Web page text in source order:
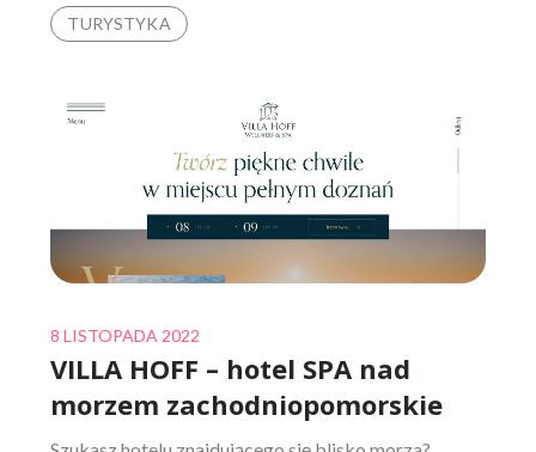
TURYSTYKA
Posted
on
8 LISTOPADA 2022
VILLA HOFF – hotel SPA nad
morzem zachodniopomorskie